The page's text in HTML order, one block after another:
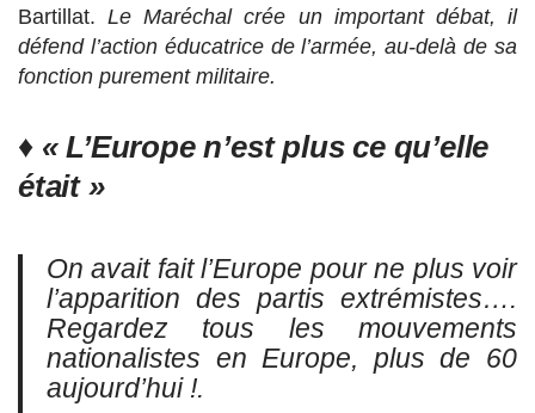
Bartillat. Le Maréchal crée un important débat, il
défend l’action éducatrice de l’armée, au-delà de sa
fonction purement militaire.
♦ « L’Europe n’est plus ce qu’elle
était »
On avait fait l’Europe pour ne plus voir
l’apparition des partis extrémistes….
Regardez tous les mouvements
nationalistes en Europe, plus de 60
aujourd’hui !.